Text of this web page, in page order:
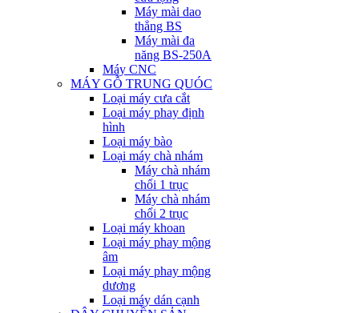
Máy mài dao
thẳng BS
Máy mài đa
năng BS-250A
Máy CNC
MÁY GỖ TRUNG QUÓC
Loại máy cưa cắt
Loại máy phay định
hình
Loại máy bào
Loại máy chà nhám
Máy chà nhám
chổi 1 trục
Máy chà nhám
chổi 2 trục
Loại máy khoan
Loại máy phay mộng
âm
Loại máy phay mộng
dương
Loại máy dán cạnh